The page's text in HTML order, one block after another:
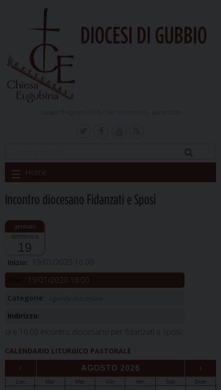
DIOCESI DI GUBBIO
Skip
to
Home
Incontro diocesano Fidanzati e Sposi
domenica
19
Inizio: 19/01/2020 16:00
19/01/2020 18:00
Categorie:
Indirizzo:
ore 16.00 incontro diocesano per fidanzati e sposi
CALENDARIO LITURGICO PASTORALE
‹ AGOSTO 2026 ›
Lun Mar Mer Gio Ven Sab Dom